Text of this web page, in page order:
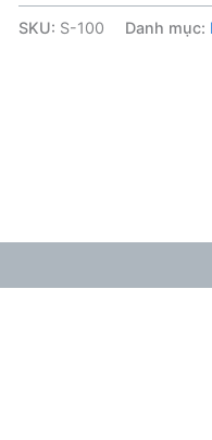
SKU: S-100 Danh mục: